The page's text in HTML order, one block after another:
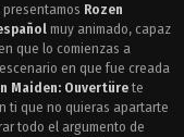
Rozen
muy animado, capaz
que lo comienzas a
en que fue creada
Maiden: Ouvertüre te
ti que no quieras apartarte
todo el argumento de